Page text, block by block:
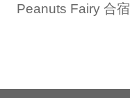
Peanuts Fairy 合宿